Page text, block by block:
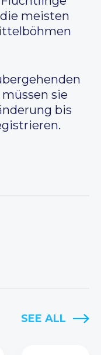
meisten
sie
bis
SEE ALL